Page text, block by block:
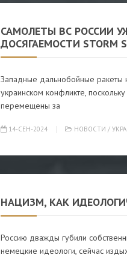
САМОЛЕТЫ ВС РОССИИ
ДОСЯГАЕМОСТИ STORM
Западные дальнобойные ракеты
украинском конфликте,
перемещены за
14-СЕН-2024 НОВОСТИ /
НАЦИЗМ, КАК
Россию дважды губили
немецкие идеологи, сейчас